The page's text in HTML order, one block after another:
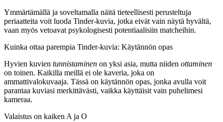
Ymmärtämällä ja soveltamalla näitä tieteellisesti perusteltuja
periaatteita voit luoda Tinder-kuvia, jotka eivät vain näytä hyvältä,
vaan myös vetoavat psykologisesti potentiaalisiin matcheihin.
Kuinka ottaa parempia Tinder-kuvia: Käytännön opas
Hyvien kuvien tunnistaminen on yksi asia, mutta niiden ottaminen
on toinen. Kaikilla meillä ei ole kaveria, joka on
ammattivalokuvaaja. Tässä on käytännön opas, jonka avulla voit
parantaa kuviasi merkittävästi, vaikka käyttäisit vain puhelimesi
kameraa.
Valaistus on kaiken A ja O